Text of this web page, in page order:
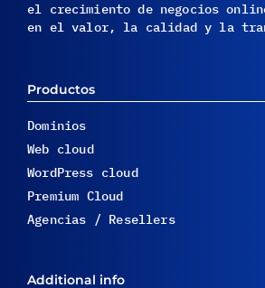
el crecimiento de negocios
en el valor, la calidad y la
Productos
Dominios
Web cloud
WordPress cloud
Premium Cloud
Agencias / Resellers
Additional info